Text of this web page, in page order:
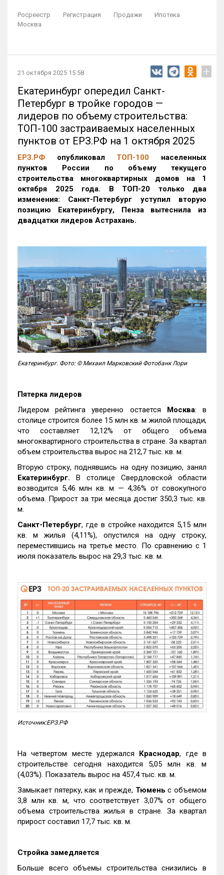
Росреестр Регистрация Продажи
Ипотека
Москва
21 октября 2025 15:58 +
Екатеринбург опередил Санкт-
Петербург в тройке городов —
лидеров по объему строительства:
ТОП-100 застраиваемых населенных
пунктов от ЕРЗ.РФ на 1 октября 2025
ЕРЗ.РФ опубликовал ТОП-100 населенных
пунктов России по объему текущего
строительства многоквартирных домов на 1
октября 2025 года. В ТОП-20 только два
изменения: Санкт-Петербург уступил вторую
позицию Екатеринбургу, Пенза вытеснила из
двадцатки лидеров Астрахань.
Екатеринбург. Фото: © Михаил Марковский Фотобанк Лори
Пятерка лидеров
Лидером рейтинга уверенно остается Москва: в
столице строится более 15 млн кв. м жилой площади,
что составляет 12,12% от общего объема
многоквартирного строительства в стране. За квартал
объем строительства вырос на 212,7 тыс. кв. м.
Вторую строку, поднявшись на одну позицию, занял
Екатеринбург. В столице Свердловской области
возводится 5,46 млн кв. м — 4,36% от совокупного
объема. Прирост за три месяца достиг 350,3 тыс. кв.
м.
Санкт-Петербург, где в стройке находится 5,15 млн
кв. м жилья (4,11%), опустился на одну строку,
переместившись на третье место. По сравнению с 1
июля показатель вырос на 29,3 тыс. кв. м.
Источник:ЕРЗ.РФ
На четвертом месте удержался Краснодар, где в
строительстве сегодня находится 5,05 млн кв. м
(4,03%). Показатель вырос на 457,4 тыс. кв. м.
Замыкает пятерку, как и прежде, Тюмень с объемом
3,8 млн кв. м, что соответствует 3,07% от общего
объема строительства жилья в стране. За квартал
прирост составил 17,7 тыс. кв. м.
Стройка замедляется
Больше всего объемы строительства снизились в